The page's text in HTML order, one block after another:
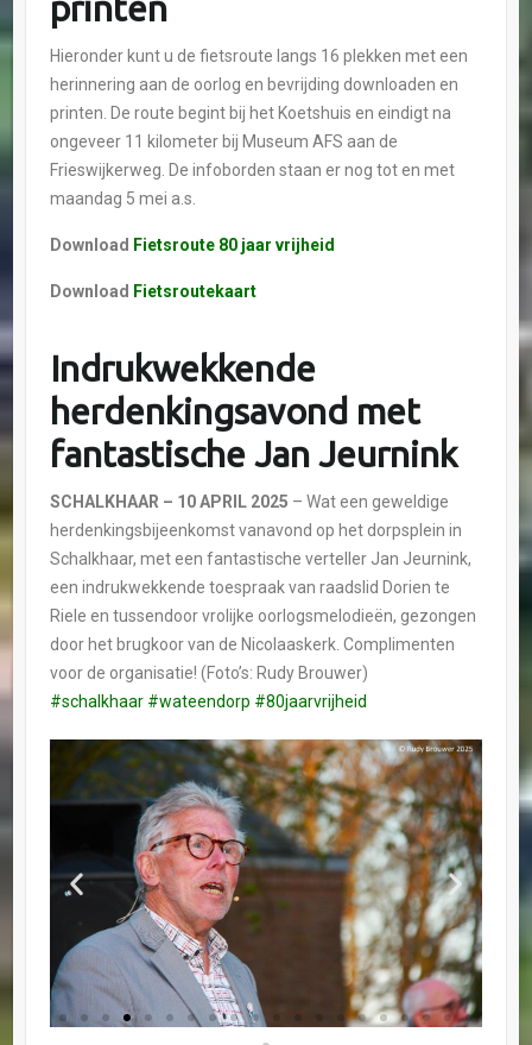
printen
Hieronder kunt u de fietsroute langs 16 plekken met een
herinnering aan de oorlog en bevrijding downloaden en
printen. De route begint bij het Koetshuis en eindigt na
ongeveer 11 kilometer bij Museum AFS aan de
Frieswijkerweg. De infoborden staan er nog tot en met
maandag 5 mei a.s.
Download Fietsroute 80 jaar vrijheid
Download Fietsroutekaart
Indrukwekkende
herdenkingsavond met
fantastische Jan Jeurnink
SCHALKHAAR – 10 APRIL 2025 – Wat een geweldige
herdenkingsbijeenkomst vanavond op het dorpsplein in
Schalkhaar, met een fantastische verteller Jan Jeurnink,
een indrukwekkende toespraak van raadslid Dorien te
Riele en tussendoor vrolijke oorlogsmelodieën, gezongen
door het brugkoor van de Nicolaaskerk. Complimenten
voor de organisatie! (Foto’s: Rudy Brouwer)
#schalkhaar #wateendorp #80jaarvrijheid